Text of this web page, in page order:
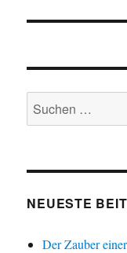
Suche
nach:
NEUESTE
Der Zauber